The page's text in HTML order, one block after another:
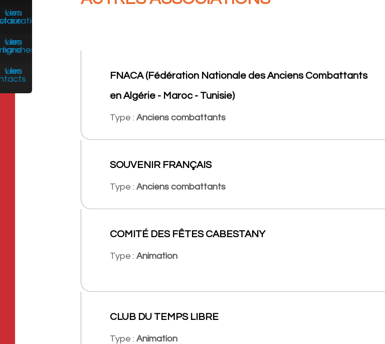
FNACA (Fédération Nationale des Anciens Combattants
en Algérie - Maroc - Tunisie)
Type : Anciens combattants
SOUVENIR FRANÇAIS
Type : Anciens combattants
COMITÉ DES FÊTES CABESTANY
Type : Animation
CLUB DU TEMPS LIBRE
Type : Animation